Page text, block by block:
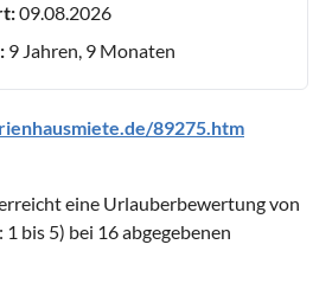
09.08.2026
9 Jahren, 9 Monaten
89275.htm
eine Urlauberbewertung von
1 bis 5) bei 16abgegebenen